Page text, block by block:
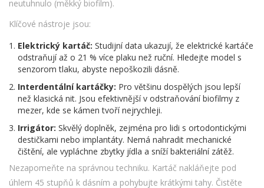
neutuhnulo (měkký biofilm).
Klíčové nástroje jsou:
Elektrický kartáč: Studijní data ukazují, že elektrické kartáče
odstraňují až o 21 % více plaku než ruční. Hledejte model s
senzorom tlaku, abyste nepoškozili dásně.
Interdentální kartáčky: Pro většinu dospělých jsou lepší
než klasická nit. Jsou efektivnější v odstraňování biofilmy z
mezer, kde se kámen tvoří nejrychleji.
Irrigátor: Skvělý doplněk, zejména pro lidi s ortodontickými
destičkami nebo implantáty. Nemá nahradit mechanické
čištění, ale vypláchne zbytky jídla a sníží bakteriální zátěž.
Nezapomeňte na správnou techniku. Kartáč nakláňejte pod
úhlem 45 stupňů k dásním a pohybujte krátkými tahy. Čistěte